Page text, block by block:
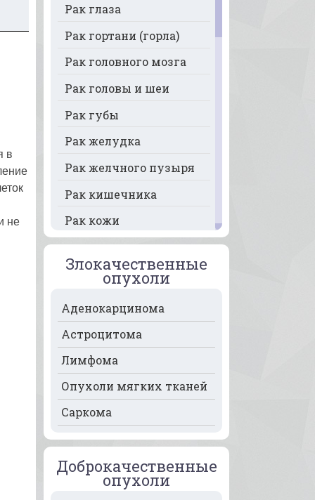
в
не
Рак глаза
Рак гортани (горла)
Рак головного мозга
Рак головы и шеи
Рак губы
Рак желудка
Рак желчного пузыря
Рак кишечника
Рак кожи
Рак кости
Рак крови
Рак лимфоузлов
Рак молочной железы
Рак мочевого пузыря
Рак носа
Рак пищевода
Рак поджелудочной
Злокачественные
опухоли
Аденокарцинома
Астроцитома
Лимфома
Опухоли мягких тканей
Саркома
Доброкачественные
опухоли